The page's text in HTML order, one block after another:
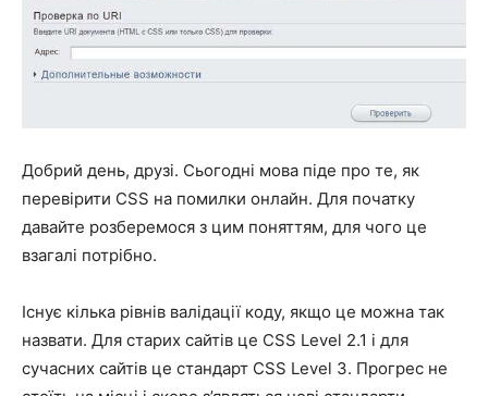
Добрий день, друзі. Сьогодні мова піде про те, як
перевірити CSS на помилки онлайн. Для початку
давайте розберемося з цим поняттям, для чого це
взагалі потрібно.
Існує кілька рівнів валідації коду, якщо це можна так
назвати. Для старих сайтів це CSS Level 2.1 і для
сучасних сайтів це стандарт CSS Level 3. Прогрес не